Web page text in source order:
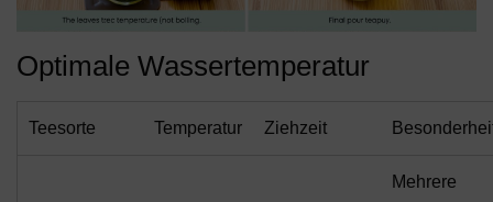
Optimale Wassertemperatur
Teesorte Temperatur Ziehzeit
Mehrere